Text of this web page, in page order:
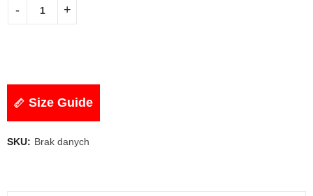
Size Guide
SKU: Brak danych